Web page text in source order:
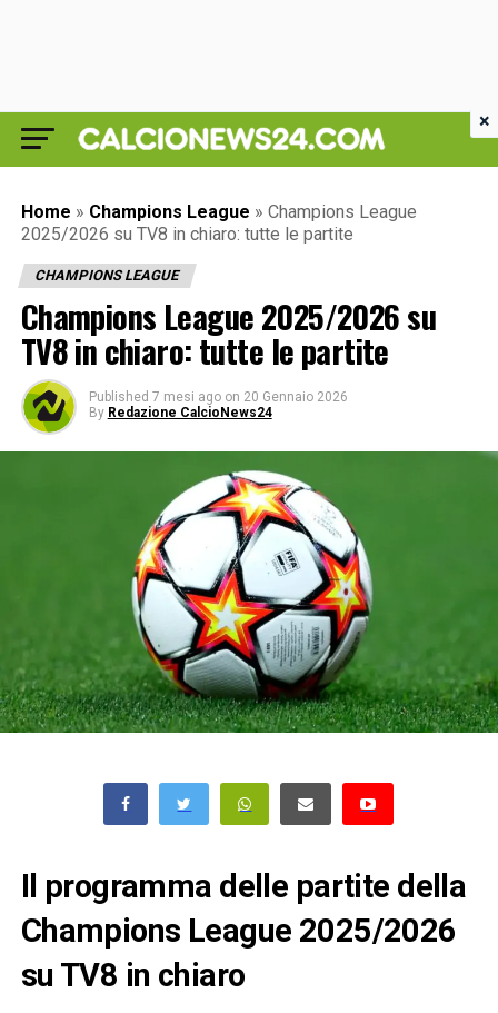
Home » Champions League » Champions League
2025/2026 su TV8 in chiaro: tutte le partite
CHAMPIONS LEAGUE
Champions League 2025/2026 su
TV8 in chiaro: tutte le partite
Published 7 mesi ago on 20 Gennaio 2026
By Redazione CalcioNews24
Il programma delle partite della
Champions League 2025/2026
su TV8 in chiaro
×